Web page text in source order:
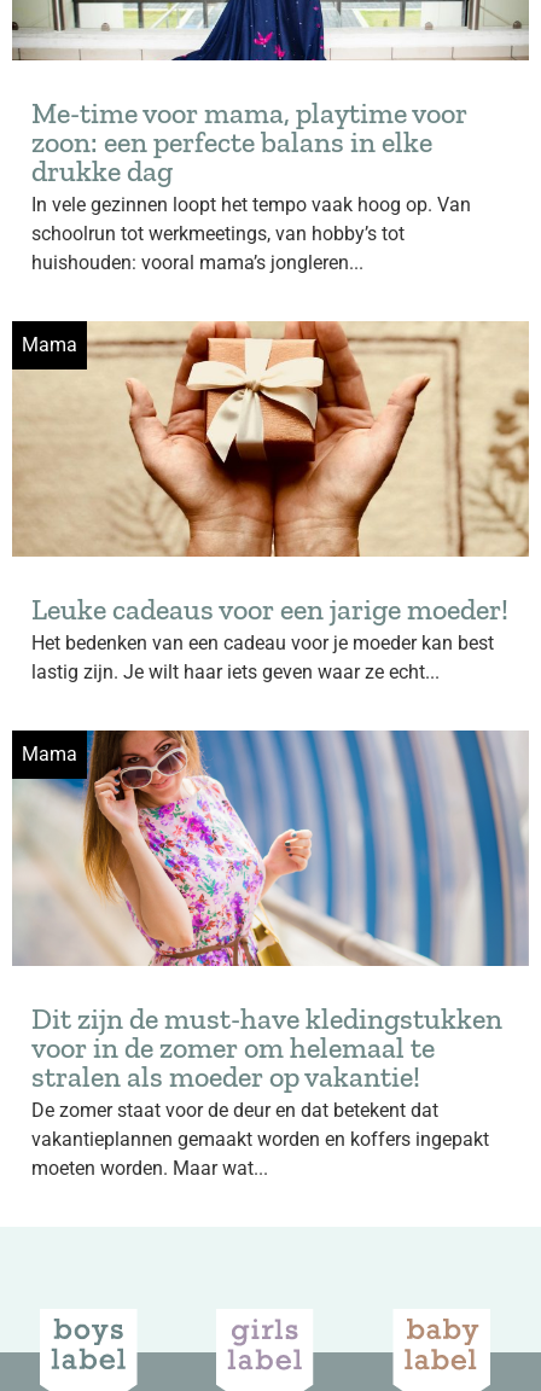
Me-time voor mama, playtime voor
zoon: een perfecte balans in elke
drukke dag
In vele gezinnen loopt het tempo vaak hoog op. Van
schoolrun tot werkmeetings, van hobby’s tot
huishouden: vooral mama’s jongleren...
Mama
Leuke cadeaus voor een jarige moeder!
Het bedenken van een cadeau voor je moeder kan best
lastig zijn. Je wilt haar iets geven waar ze echt...
Mama
Dit zijn de must-have kledingstukken
voor in de zomer om helemaal te
stralen als moeder op vakantie!
De zomer staat voor de deur en dat betekent dat
vakantieplannen gemaakt worden en koffers ingepakt
moeten worden. Maar wat...